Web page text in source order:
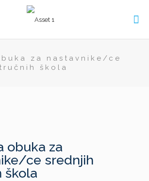
za nastavnike/ce
škola
obuka za
ce srednjih
škola